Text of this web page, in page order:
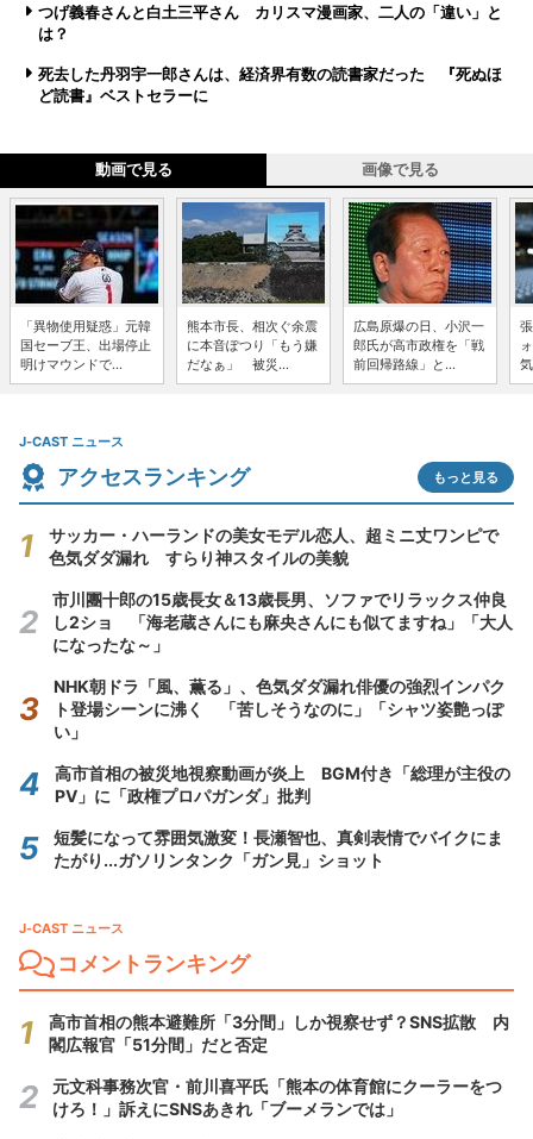
つげ義春さんと白土三平さん カリスマ漫画家、二人の「違い」と
は？
死去した丹羽宇一郎さんは、経済界有数の読書家だった 『死ぬほ
ど読書』ベストセラーに
動画で見る 画像で見る
「異物使用疑惑」元韓
国セーブ王、出場停止
明けマウンドで...
熊本市長、相次ぐ余震
に本音ぽつり「もう嫌
だなぁ」 被災...
広島原爆の日、小沢一
郎氏が高市政権を「戦
前回帰路線」と...
J-CAST ニュース
アクセスランキング もっと見る
サッカー・ハーランドの美女モデル恋人、超ミニ丈ワンピで
色気ダダ漏れ すらり神スタイルの美貌
市川團十郎の15歳長女＆13歳長男、ソファでリラックス仲良
し2ショ 「海老蔵さんにも麻央さんにも似てますね」「大人
になったな～」
NHK朝ドラ「風、薫る」、色気ダダ漏れ俳優の強烈インパク
ト登場シーンに沸く 「苦しそうなのに」「シャツ姿艶っぽ
い」
高市首相の被災地視察動画が炎上 BGM付き「総理が主役の
PV」に「政権プロパガンダ」批判
短髪になって雰囲気激変！長瀬智也、真剣表情でバイクにま
たがり...ガソリンタンク「ガン見」ショット
J-CAST ニュース
コメントランキング
高市首相の熊本避難所「3分間」しか視察せず？SNS拡散 内
閣広報官「51分間」だと否定
元文科事務次官・前川喜平氏「熊本の体育館にクーラーをつ
けろ！」訴えにSNSあきれ「ブーメランでは」